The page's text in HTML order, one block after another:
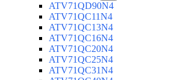
ATV71QD90N4
ATV71QC11N4
ATV71QC13N4
ATV71QC16N4
ATV71QC20N4
ATV71QC25N4
ATV71QC31N4